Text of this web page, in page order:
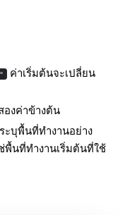
ค่าเริ่มต้นจะเปลี่ยน
งค่าข้างต้น
ะบุพื้นที่ทำงานอย่าง
พื้นที่ทำงานเริ่มต้นที่ใช้